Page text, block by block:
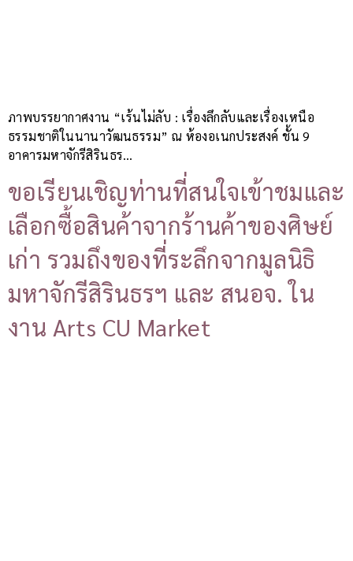
ภาพบรรยากาศงาน “เร้นไม่ลับ : เรื่องลึกลับและเรื่องเหนือ
ธรรมชาติในนานาวัฒนธรรม” ณ ห้องอเนกประสงค์ ชั้น 9
อาคารมหาจักรีสิรินธร…
ขอเรียนเชิญท่านที่สนใจเข้าชมและ
เลือกซื้อสินค้าจากร้านค้าของศิษย์
เก่า รวมถึงของที่ระลึกจากมูลนิธิ
มหาจักรีสิรินธรฯ และ สนอจ. ใน
งาน Arts CU Market